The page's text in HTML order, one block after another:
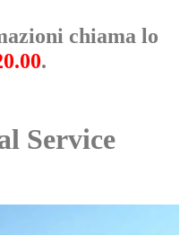
chiama lo
.
Service